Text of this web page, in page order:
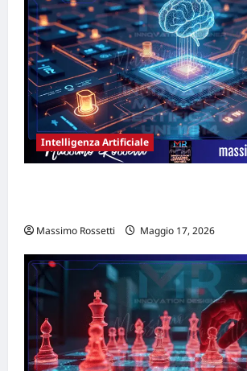
Intelligenza Artificiale
Massimo Rossetti Maggio 17, 2026